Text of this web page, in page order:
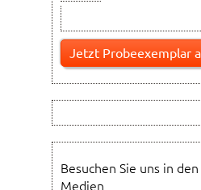
Besuchen Sie uns in
Medien